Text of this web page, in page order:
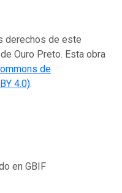
derechos de este
Ouro Preto. Esta obra
de
4.0).
en GBIF